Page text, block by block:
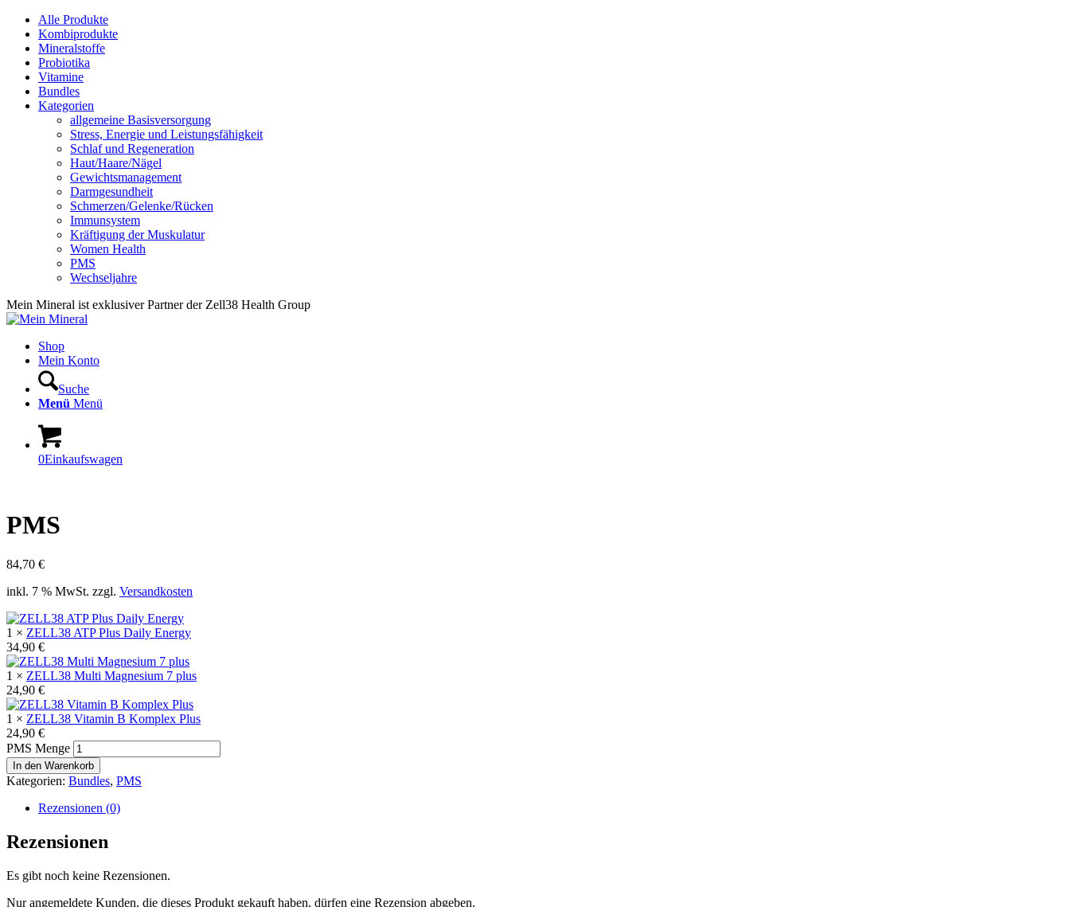
Alle Produkte
Kombiprodukte
Mineralstoffe
Probiotika
Vitamine
Bundles
Kategorien
allgemeine Basisversorgung
Stress, Energie und Leistungsfähigkeit
Schlaf und Regeneration
Haut/Haare/Nägel
Gewichtsmanagement
Darmgesundheit
Schmerzen/Gelenke/Rücken
Immunsystem
Kräftigung der Muskulatur
Women Health
PMS
Wechseljahre
Mein Mineral ist exklusiver Partner der Zell38 Health Group
Shop
Mein Konto
Suche
Menü Menü
0Einkaufswagen
PMS
84,70 €
inkl. 7 % MwSt. zzgl. Versandkosten
1 × ZELL38 ATP Plus Daily Energy
34,90 €
1 × ZELL38 Multi Magnesium 7 plus
24,90 €
1 × ZELL38 Vitamin B Komplex Plus
24,90 €
PMS Menge
In den Warenkorb
Kategorien: Bundles, PMS
Rezensionen (0)
Rezensionen
Es gibt noch keine Rezensionen.
Nur angemeldete Kunden, die dieses Produkt gekauft haben, dürfen eine Rezension abgeben.